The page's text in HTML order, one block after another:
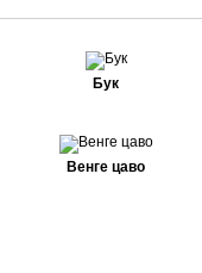
Бук
Венге цаво